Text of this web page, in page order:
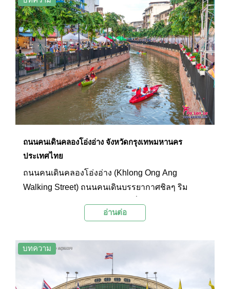
ถนนคนเดินคลองโอ่งอ่าง จังหวัดกรุงเทพมหานคร
ประเทศไทย
ถนนคนเดินคลองโอ่งอ่าง (Khlong Ong Ang
Walking Street) ถนนคนเดินบรรยากาศชิลๆ ริม
ของกรุงเทพฯ ที่ได้รับกระแสตอบรับที่ดีมาอย่างต่อ
คลองแห่งนี้กลับมามีชีวิตชีวาอีกครั้ง
อ่านต่อ
บทความ